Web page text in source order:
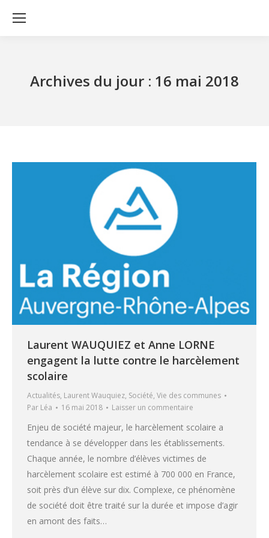
Archives du jour : 16 mai 2018
Laurent WAUQUIEZ et Anne LORNE
engagent la lutte contre le harcèlement
scolaire
Actualités, Laurent Wauquiez, Société, Vie des communes
Par Léa 16 mai 2018 Laisser un commentaire
Enjeu de société majeur, le harcèlement scolaire a
tendance à se développer dans les établissements.
Chaque année, le nombre d’élèves victimes de
harcèlement scolaire est estimé à 700 000 en France,
soit près d’un élève sur dix. Complexe, ce phénomène
de société doit être traité sur la durée et impose d’agir
en amont des faits…